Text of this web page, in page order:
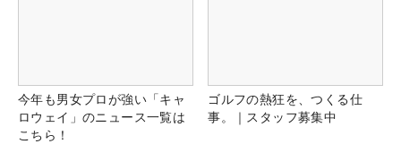
今年も男女プロが強い「キャ
ロウェイ」のニュース一覧は
こちら！
ゴルフの熱狂を、つくる仕
事。｜スタッフ募集中